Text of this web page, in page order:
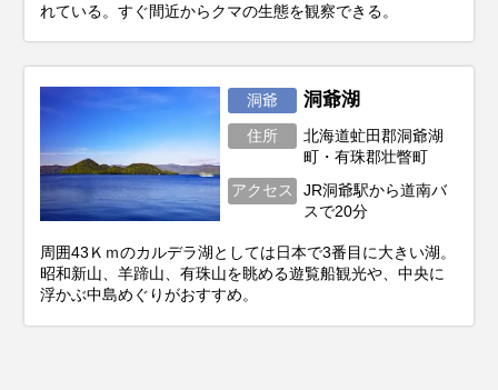
れている。すぐ間近からクマの生態を観察できる。
洞爺 洞爺湖
住所
北海道虻田郡洞爺湖
町・有珠郡壮瞥町
アクセス
JR洞爺駅から道南バ
スで20分
周囲43Ｋｍのカルデラ湖としては日本で3番目に大きい湖。
昭和新山、羊蹄山、有珠山を眺める遊覧船観光や、中央に
浮かぶ中島めぐりがおすすめ。